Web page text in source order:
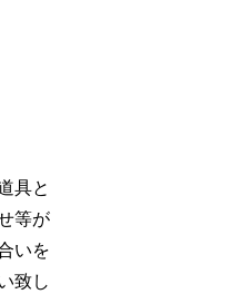
具と
等が
いを
致し